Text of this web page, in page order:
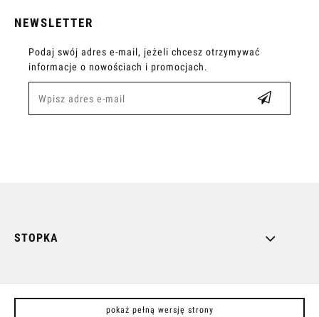
NEWSLETTER
Podaj swój adres e-mail, jeżeli chcesz otrzymywać
informacje o nowościach i promocjach.
STOPKA
pokaż pełną wersję strony